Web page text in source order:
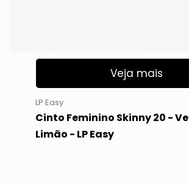
Veja mais
LP Easy
Cinto Feminino Skinny 20 -
Limão - LP Easy